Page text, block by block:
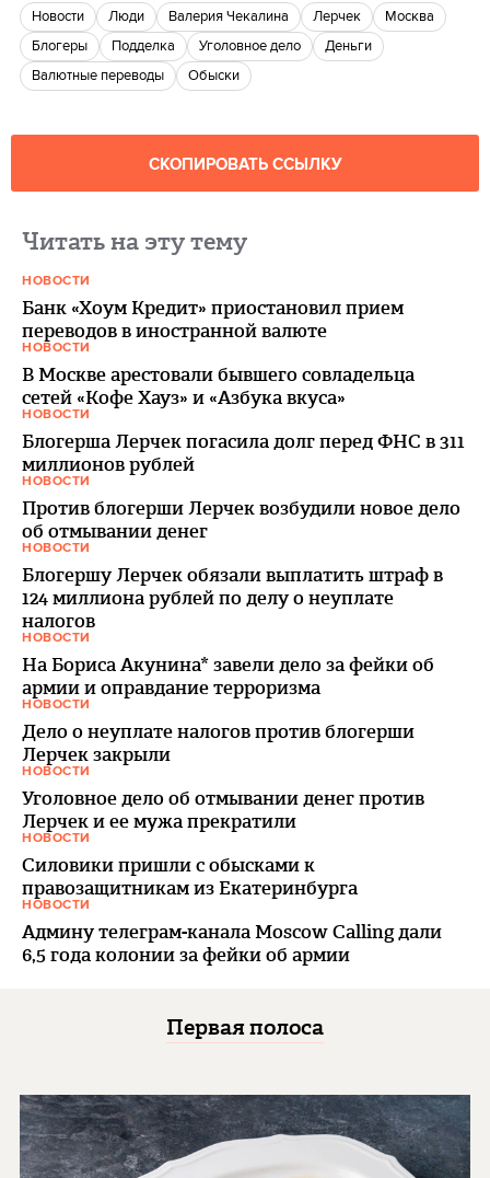
новости люди Валерия Чекалина Лерчек
Москва
Блогеры
подделка уголовное дело
деньги
Валютные переводы
обыски
СКОПИРОВАТЬ ССЫЛКУ
Читать на эту тему
НОВОСТИ
Банк «Хоум Кредит» приостановил прием
переводов в иностранной валюте
НОВОСТИ
В Москве арестовали бывшего совладельца
сетей «Кофе Хауз» и «Азбука вкуса»
НОВОСТИ
Блогерша Лерчек погасила долг перед ФНС в 311
миллионов рублей
НОВОСТИ
Против блогерши Лерчек возбудили новое дело
об отмывании денег
НОВОСТИ
Блогершу Лерчек обязали выплатить штраф в
124 миллиона рублей по делу о неуплате
налогов
НОВОСТИ
На Бориса Акунина* завели дело за фейки об
армии и оправдание терроризма
НОВОСТИ
Дело о неуплате налогов против блогерши
Лерчек закрыли
НОВОСТИ
Уголовное дело об отмывании денег против
Лерчек и ее мужа прекратили
НОВОСТИ
Силовики пришли с обысками к
правозащитникам из Екатеринбурга
НОВОСТИ
Админу телеграм-канала Moscow Calling дали
6,5 года колонии за фейки об армии
Первая полоса